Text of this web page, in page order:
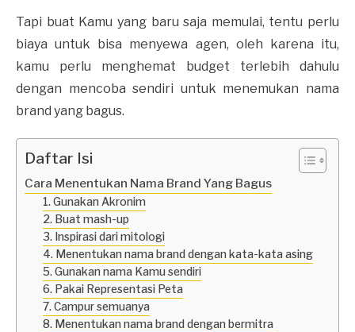
Tapi buat Kamu yang baru saja memulai, tentu perlu
biaya untuk bisa menyewa agen, oleh karena itu,
kamu perlu menghemat budget terlebih dahulu
dengan mencoba sendiri untuk menemukan nama
brand yang bagus.
Daftar Isi
Cara Menentukan Nama Brand Yang Bagus
1. Gunakan Akronim
2. Buat mash-up
3. Inspirasi dari mitologi
4. Menentukan nama brand dengan kata-kata asing
5. Gunakan nama Kamu sendiri
6. Pakai Representasi Peta
7. Campur semuanya
8. Menentukan nama brand dengan bermitra